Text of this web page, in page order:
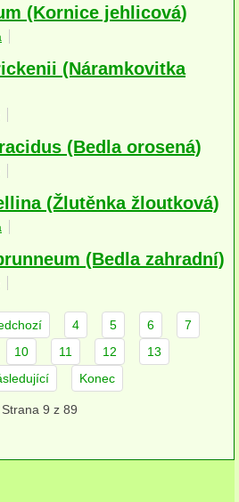
(Kornice jehlicová)
(Náramkovitka
(Bedla orosená)
(Žlutěnka žloutková)
(Bedla zahradní)
4 5 6
7
10 11 12
13
Konec
Strana 9 z 89